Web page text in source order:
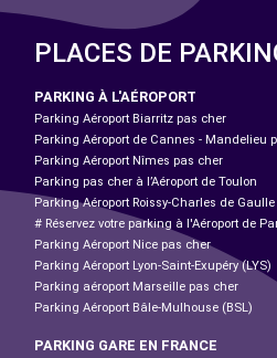
PLACES DE
PARKING À L'AÉROPORT
Parking Aéroport Biarritz pas cher
Parking Aéroport de Cannes - Mandelieu
Parking Aéroport Nîmes pas cher
Parking pas cher à l’Aéroport de Toulon
Parking Aéroport Roissy-Charles de Gaulle
# Réservez votre parking à l'Aéroport de
Parking Aéroport Nice pas cher
Parking Aéroport Lyon-Saint-Exupéry (LYS)
Parking aéroport Marseille pas cher
Parking Aéroport Bâle-Mulhouse (BSL)
PARKING GARE EN FRANCE